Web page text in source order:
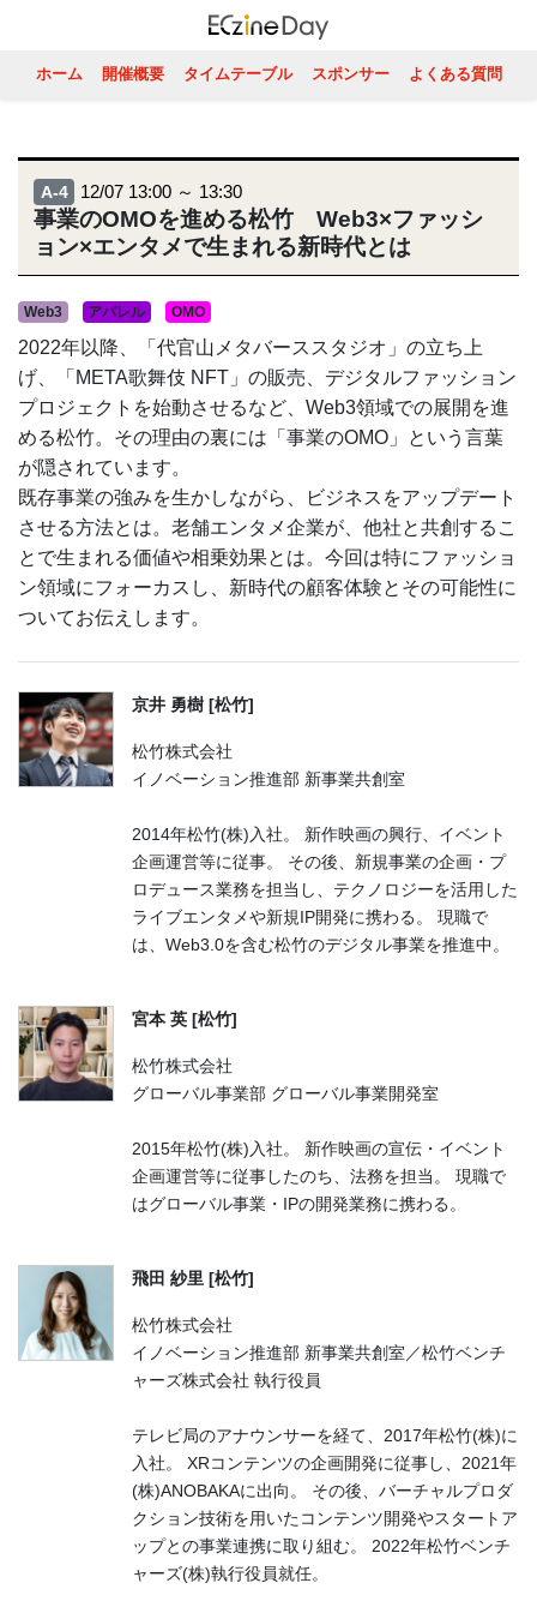
ホーム 開催概要 タイムテーブル スポンサー よくある質問
A-4 12/07 13:00 ～ 13:30
事業のOMOを進める松竹 Web3×ファッシ
ョン×エンタメで生まれる新時代とは
Web3 アパレル OMO
2022年以降、「代官山メタバーススタジオ」の立ち上
げ、「META歌舞伎 NFT」の販売、デジタルファッション
プロジェクトを始動させるなど、Web3領域での展開を進
める松竹。その理由の裏には「事業のOMO」という言葉
が隠されています。
既存事業の強みを生かしながら、ビジネスをアップデート
させる方法とは。老舗エンタメ企業が、他社と共創するこ
とで生まれる価値や相乗効果とは。今回は特にファッショ
ン領域にフォーカスし、新時代の顧客体験とその可能性に
ついてお伝えします。
京井 勇樹 [松竹]
松竹株式会社
イノベーション推進部 新事業共創室
2014年松竹(株)入社。 新作映画の興行、イベント
企画運営等に従事。 その後、新規事業の企画・プ
ロデュース業務を担当し、テクノロジーを活用した
ライブエンタメや新規IP開発に携わる。 現職で
は、Web3.0を含む松竹のデジタル事業を推進中。
宮本 英 [松竹]
松竹株式会社
グローバル事業部 グローバル事業開発室
2015年松竹(株)入社。 新作映画の宣伝・イベント
企画運営等に従事したのち、法務を担当。 現職で
はグローバル事業・IPの開発業務に携わる。
飛田 紗里 [松竹]
松竹株式会社
イノベーション推進部 新事業共創室／松竹ベンチ
ャーズ株式会社 執行役員
テレビ局のアナウンサーを経て、2017年松竹(株)に
入社。 XRコンテンツの企画開発に従事し、2021年
(株)ANOBAKAに出向。 その後、バーチャルプロダ
クション技術を用いたコンテンツ開発やスタートア
ップとの事業連携に取り組む。 2022年松竹ベンチ
ャーズ(株)執行役員就任。